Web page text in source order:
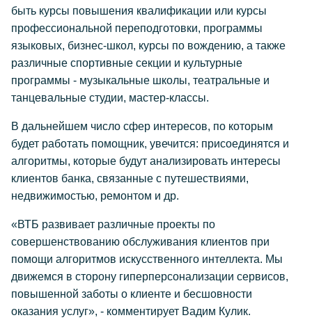
быть курсы повышения квалификации или курсы
профессиональной переподготовки, программы
языковых, бизнес-школ, курсы по вождению, а также
различные спортивные секции и культурные
программы - музыкальные школы, театральные и
танцевальные студии, мастер-классы.
В дальнейшем число сфер интересов, по которым
будет работать помощник, увечится: присоединятся и
алгоритмы, которые будут анализировать интересы
клиентов банка, связанные с путешествиями,
недвижимостью, ремонтом и др.
«ВТБ развивает различные проекты по
совершенствованию обслуживания клиентов при
помощи алгоритмов искусственного интеллекта. Мы
движемся в сторону гиперперсонализации сервисов,
повышенной заботы о клиенте и бесшовности
оказания услуг», - комментирует Вадим Кулик.